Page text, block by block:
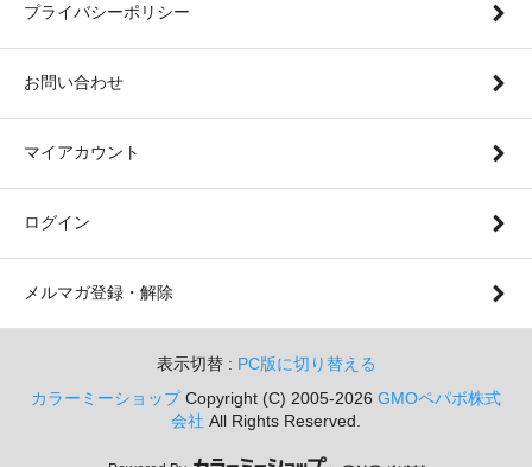
プライバシーポリシー
お問い合わせ
マイアカウント
ログイン
メルマガ登録・解除
表示切替 : PC版に切り替える
カラーミーショップCopyright (C) 2005-2026 GMOペパボ株式
会社 All Rights Reserved.